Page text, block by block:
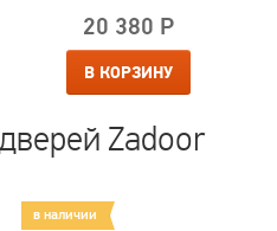
20 380 Р
В КОРЗИНУ
Zadoor
в наличии